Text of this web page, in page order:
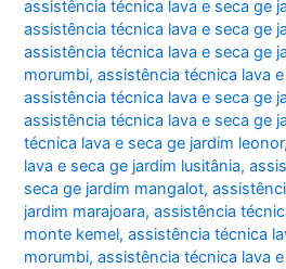
assistência técnica lava e seca ge
assistência técnica lava e seca ge
assistência técnica lava e seca ge
morumbi,assistência técnica lava
assistência técnica lava e seca ge
assistência técnica lava e seca ge
técnica lava e seca ge jardim leonor
lava e seca ge jardim lusitânia,
seca ge jardim mangalot,
jardim marajoara,assistência
monte kemel,assistência técnica
morumbi,assistência técnica lava